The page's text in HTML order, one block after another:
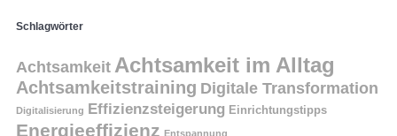
Schlagwörter
Achtsamkeit Achtsamkeit im Alltag
Achtsamkeitstraining Digitale Transformation
Digitalisierung Effizienzsteigerung Einrichtungstipps
Energieeffizienz Entspannung